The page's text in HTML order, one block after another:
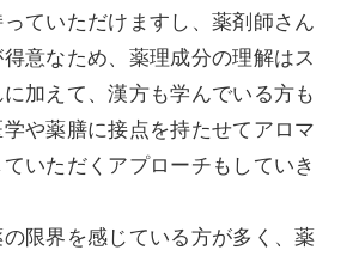
ていただけますし、薬剤師さん
意なため、薬理成分の理解はス
加えて、漢方も学んでいる方も
や薬膳に接点を持たせてアロマ
いただくアプローチもしていき
限界を感じている方が多く、薬